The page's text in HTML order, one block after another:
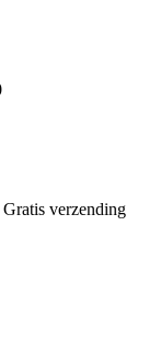
Gratis verzending